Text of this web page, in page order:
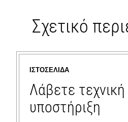
Σχετικό
ΙΣΤΟΣΕΛΊΔΑ
Λάβετε τεχνική
υποστήριξη